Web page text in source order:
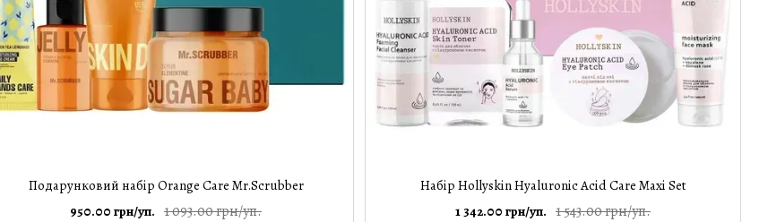
Подарунковий набір Orange Care Mr.Scrubber
1 093.00 грн/уп.
950.00 грн/уп.
Набір Hollyskin Hyaluronic Acid Care Maxi Set
1 543.00 грн/уп.
1 342.00 грн/уп.